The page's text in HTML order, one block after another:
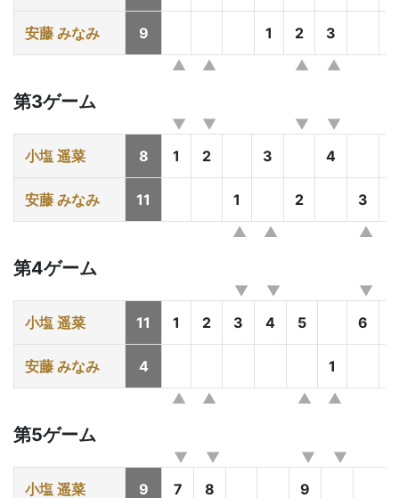
安藤 みなみ 9 1 2 3
第3ゲーム
小塩 遥菜 8 1 2 3 4
安藤 みなみ 11 1 2 3
第4ゲーム
小塩 遥菜 11 1 2 3 4 5 6
安藤 みなみ 4 1
第5ゲーム
小塩 遥菜 9 7 8 9